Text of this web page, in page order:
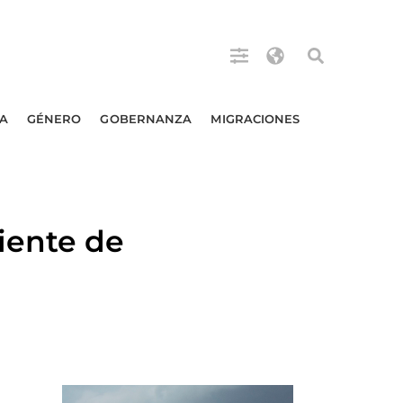
GÉNERO GOBERNANZA MIGRACIONES
de